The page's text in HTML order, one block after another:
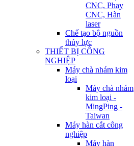
CNC, Phay
CNC, Hàn
laser
Chế tạo bộ nguồn
thủy lực
THIẾT BỊ CÔNG
NGHIỆP
Máy chà nhám kim
loại
Máy chà nhám
kim loại -
MingPing -
Taiwan
Máy hàn cắt công
nghiệp
Máy hàn